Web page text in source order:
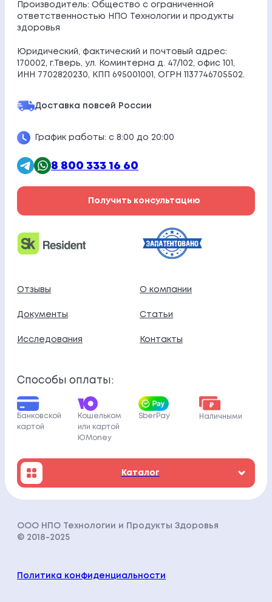
Производитель: Общество с ограниченной
ответственностью НПО Технологии и продукты
здоровья
Юридический, фактический и почтовый адрес:
170002, г.Тверь, ул. Коминтерна д. 47/102, офис 101,
ИНН 7702820230, КПП 695001001, ОГРН 1137746705502.
Доставка повсей России
График работы: с 8:00 до 20:00
8 800 333 16 60
Получить консультацию
Отзывы О компании
Документы Статьи
Исследования Контакты
Способы оплаты:
Банковской
картой
Кошельком
или картой
ЮMoney
SberPay Наличными
Каталог
ООО НПО Технологии и Продукты Здоровья
© 2018-2025
Политика конфиденциальности